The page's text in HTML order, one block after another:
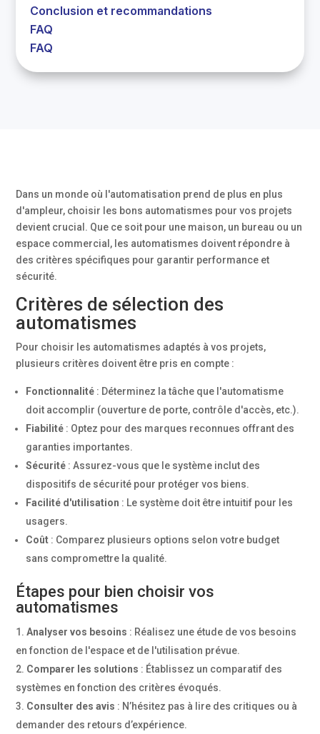
Conclusion et recommandations
FAQ
FAQ
Dans un monde où l'automatisation prend de plus en plus
d'ampleur, choisir les bons automatismes pour vos projets
devient crucial. Que ce soit pour une maison, un bureau ou un
espace commercial, les automatismes doivent répondre à
des critères spécifiques pour garantir performance et
sécurité.
Critères de sélection des
automatismes
Pour choisir les automatismes adaptés à vos projets,
plusieurs critères doivent être pris en compte :
Fonctionnalité : Déterminez la tâche que l'automatisme
doit accomplir (ouverture de porte, contrôle d'accès, etc.).
Fiabilité : Optez pour des marques reconnues offrant des
garanties importantes.
Sécurité : Assurez-vous que le système inclut des
dispositifs de sécurité pour protéger vos biens.
Facilité d'utilisation : Le système doit être intuitif pour les
usagers.
Coût : Comparez plusieurs options selon votre budget
sans compromettre la qualité.
Étapes pour bien choisir vos
automatismes
Analyser vos besoins : Réalisez une étude de vos besoins
en fonction de l'espace et de l'utilisation prévue.
Comparer les solutions : Établissez un comparatif des
systèmes en fonction des critères évoqués.
Consulter des avis : N’hésitez pas à lire des critiques ou à
demander des retours d’expérience.